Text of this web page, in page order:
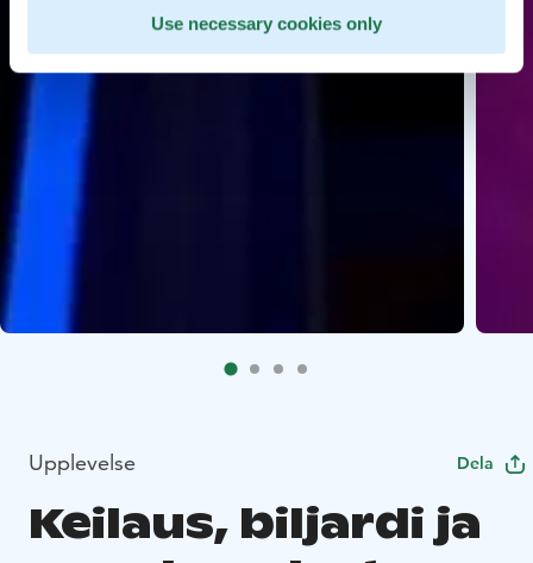
Use necessary cookies only
Upplevelse Dela
Keilaus, biljardi ja